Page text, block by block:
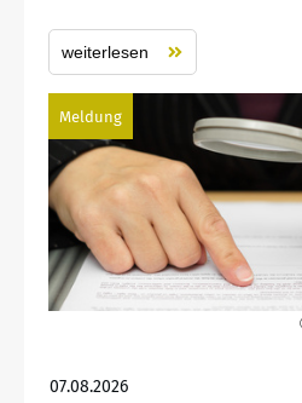
weiterlesen
Meldung
07.08.2026